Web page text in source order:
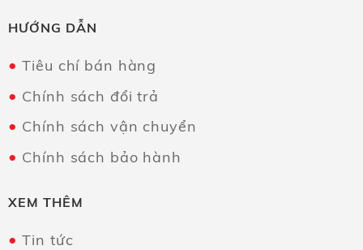
HƯỚNG DẪN
Tiêu chí bán hàng
Chính sách đổi trả
Chính sách vận chuyển
Chính sách bảo hành
XEM THÊM
Tin tức